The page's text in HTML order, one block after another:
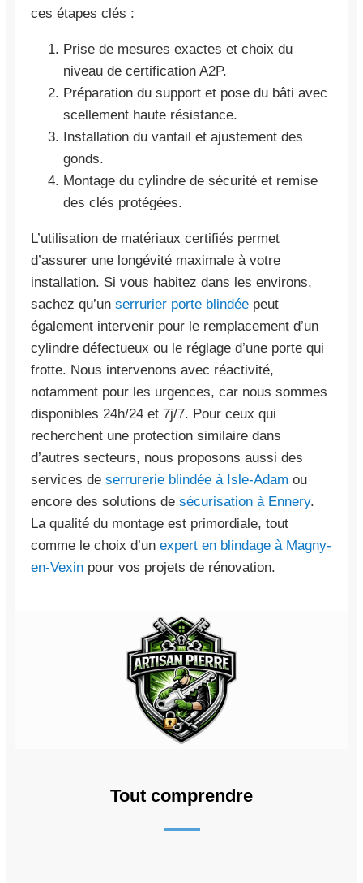
ces étapes clés :
Prise de mesures exactes et choix du
niveau de certification A2P.
Préparation du support et pose du bâti avec
scellement haute résistance.
Installation du vantail et ajustement des
gonds.
Montage du cylindre de sécurité et remise
des clés protégées.
L’utilisation de matériaux certifiés permet
d’assurer une longévité maximale à votre
installation. Si vous habitez dans les environs,
sachez qu’un serrurier porte blindée peut
également intervenir pour le remplacement d’un
cylindre défectueux ou le réglage d’une porte qui
frotte. Nous intervenons avec réactivité,
notamment pour les urgences, car nous sommes
disponibles 24h/24 et 7j/7. Pour ceux qui
recherchent une protection similaire dans
d’autres secteurs, nous proposons aussi des
services de serrurerie blindée à Isle-Adam ou
encore des solutions de sécurisation à Ennery.
La qualité du montage est primordiale, tout
comme le choix d’un expert en blindage à Magny-
en-Vexin pour vos projets de rénovation.
Tout comprendre